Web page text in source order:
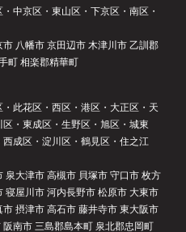
中京区・東山区・下京区・南区・
八幡市 京田辺市 木津川市 乙訓郡
町 相楽郡精華町
此花区・西区・港区・大正区・天
・東成区・生野区・旭区・城東
成区・淀川区・鶴見区・住之江
大津市 高槻市 貝塚市 守口市 枚方
寝屋川市 河内長野市 松原市 大東市
摂津市 高石市 藤井寺市 東大阪市
南市 三島郡島本町 泉北郡忠岡町